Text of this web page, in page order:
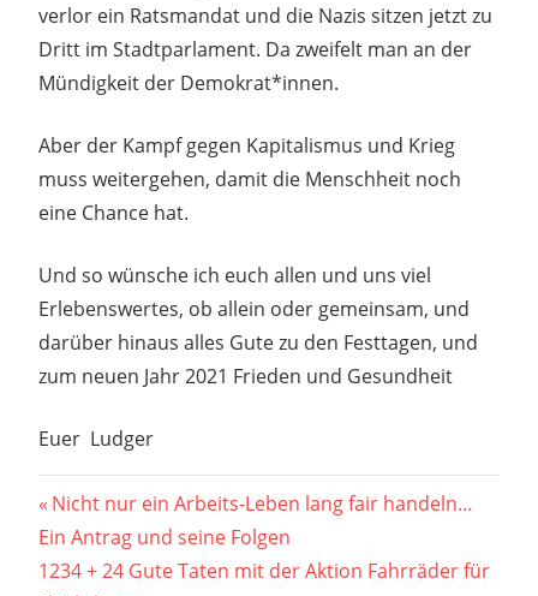
verlor ein Ratsmandat und die Nazis sitzen jetzt zu
Dritt im Stadtparlament. Da zweifelt man an der
Mündigkeit der Demokrat*innen.
Aber der Kampf gegen Kapitalismus und Krieg
muss weitergehen, damit die Menschheit noch
eine Chance hat.
Und so wünsche ich euch allen und uns viel
Erlebenswertes, ob allein oder gemeinsam, und
darüber hinaus alles Gute zu den Festtagen, und
zum neuen Jahr 2021 Frieden und Gesundheit
Euer Ludger
Beitragsnavigation
Vorheriger
Beitrag:
Nicht nur ein Arbeits-Leben lang fair handeln…
Ein Antrag und seine Folgen
Nächster
1234 + 24 Gute Taten mit der Aktion Fahrräder für